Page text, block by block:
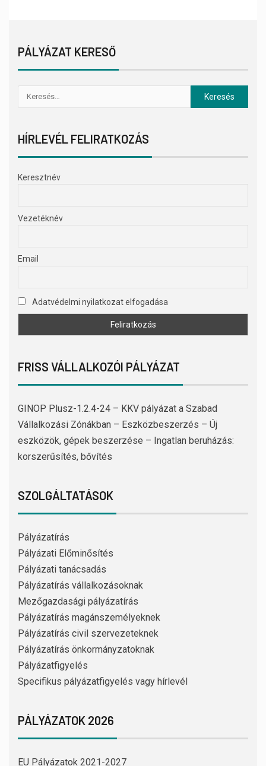
PÁLYÁZAT KERESŐ
HÍRLEVÉL FELIRATKOZÁS
Keresztnév
Vezetéknév
Email
Adatvédelmi nyilatkozat elfogadása
FRISS VÁLLALKOZÓI PÁLYÁZAT
GINOP Plusz-1.2.4-24 – KKV pályázat a Szabad
Vállalkozási Zónákban – Eszközbeszerzés – Új
eszközök, gépek beszerzése – Ingatlan beruházás:
korszerűsítés, bővítés
SZOLGÁLTATÁSOK
Pályázatírás
Pályázati Előminősítés
Pályázati tanácsadás
Pályázatírás vállalkozásoknak
Mezőgazdasági pályázatírás
Pályázatírás magánszemélyeknek
Pályázatírás civil szervezeteknek
Pályázatírás önkormányzatoknak
Pályázatfigyelés
Specifikus pályázatfigyelés vagy hírlevél
PÁLYÁZATOK 2026
EU Pályázatok 2021-2027